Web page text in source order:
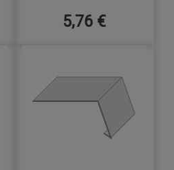
5,76 €